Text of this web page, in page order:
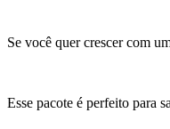
Se você quer crescer com
Esse pacote é perfeito para